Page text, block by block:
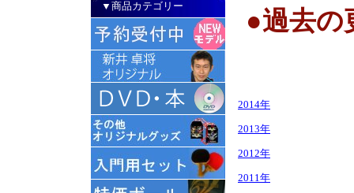
▼商品カテゴリー
●過去の
2014年
2013年
2012年
2011年